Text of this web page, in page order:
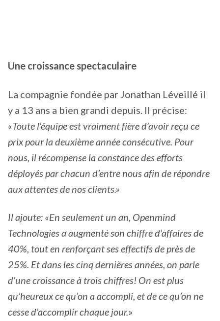
Une croissance spectaculaire
La compagnie fondée par Jonathan Léveillé il
y a 13 ans a bien grandi depuis. Il précise:
«Toute l’équipe est vraiment fière d’avoir reçu ce
prix pour la deuxième année consécutive. Pour
nous, il récompense la constance des efforts
déployés par chacun d’entre nous afin de répondre
aux attentes de nos clients.»
Il ajoute: «En seulement un an, Openmind
Technologies a augmenté son chiffre d’affaires de
40%, tout en renforçant ses effectifs de près de
25%. Et dans les cinq dernières années, on parle
d’une croissance à trois chiffres! On est plus
qu’heureux ce qu’on a accompli, et de ce qu’on ne
cesse d’accomplir chaque jour.»